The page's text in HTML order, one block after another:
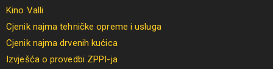
Kino Valli
Cjenik najma tehničke opreme i usluga
Cjenik najma drvenih kućica
Izvješća o provedbi ZPPI-ja